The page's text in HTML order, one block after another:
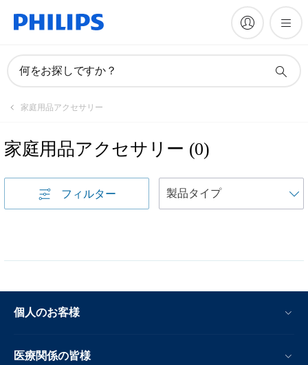
何をお探しですか？
家庭用品アクセサリー
家庭用品アクセサリー (0)
フィルター
個人のお客様
医療関係の皆様